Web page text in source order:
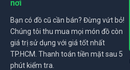
nơi
Bạn có đồ cũ cần bán? Đừng vứt bỏ!
Chúng tôi thu mua mọi món đồ còn
giá trị sử dụng với giá tốt nhất
TP.HCM. Thanh toán tiền mặt sau 5
phút kiểm tra.